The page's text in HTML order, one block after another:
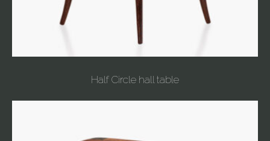
Half Circle hall table